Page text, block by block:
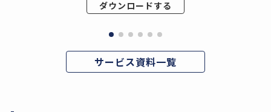
ダウンロードする
サービス資料一覧